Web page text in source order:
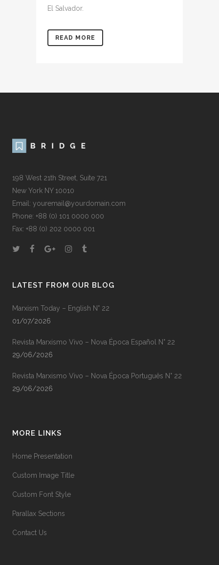
El Salvador.
READ MORE
198 West 21th Street, Suite 721
New York NY 10010
Email: youremail@yourdomain.com
Phone: +88 (0) 101 0000 000
Fax: +88 (0) 202 0000 001
LATEST FROM OUR BLOG
Marxism Today – English N° 22
01/07/2026
Revista Marxismo Vivo – Nova Época Español N° 22
29/06/2026
Revista Marxismo Vivo – Nova Época Português N° 22
29/06/2026
MORE LINKS
Home Presentation
Custom Image Title
Custom Font Style
Parallax Sections
Contact Us